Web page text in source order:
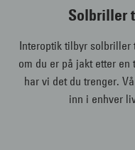
Solbriller
Interoptik tilbyr
om du er på jakt etter
har vi det du trenger.
inn i enhver